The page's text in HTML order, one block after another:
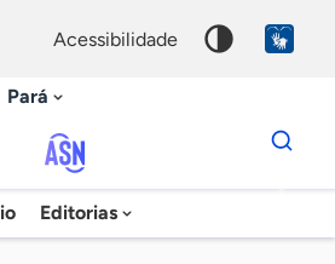
acessibilidade
Pará
Agência
Sebrae
Editorias
Dados
para
chave